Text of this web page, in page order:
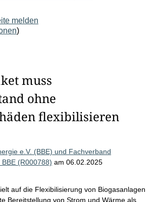
melden
)
muss
ohne
flexibilisieren
e.V. (BBE) und Fachverband
(R000788) am 06.02.2025
auf die Flexibilisierung von Biogasanlagen
Bereitstellung von Strom und Wärme als